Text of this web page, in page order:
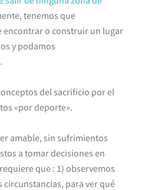
tenemos que
encontrar o construir un lugar
y podamos
del sacrificio por el
«por deporte».
amable, sin sufrimientos
a tomar decisiones en
que : 1) observemos
para ver qué